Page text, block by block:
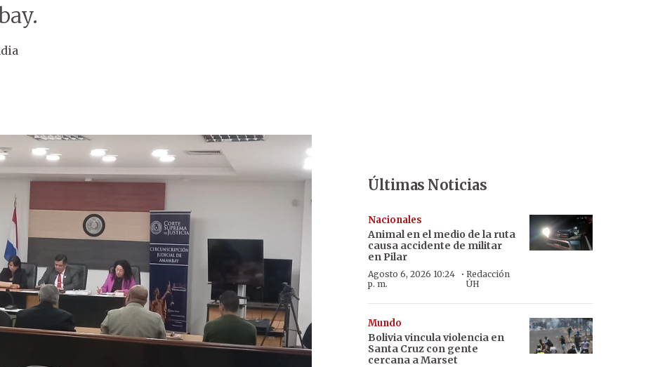
Últimas Noticias
Nacionales
Animal en el medio de la ruta
causa accidente de militar
en Pilar
Agosto 6, 2026 10:24
p. m.
· Redacción
ÚH
Mundo
Bolivia vincula violencia en
Santa Cruz con gente
cercana a Marset